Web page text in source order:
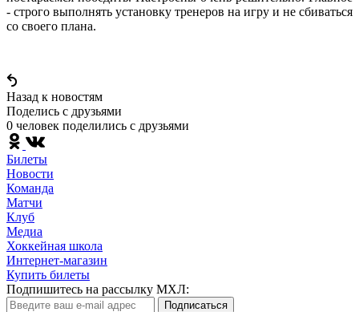
- строго выполнять установку тренеров на игру и не сбиваться
со своего плана.
Назад к новостям
Поделись c друзьями
0 человек поделились c друзьями
Билеты
Новости
Команда
Матчи
Клуб
Медиа
Хоккейная школа
Интернет-магазин
Купить билеты
Подпишитесь на рассылку МХЛ:
Подписаться